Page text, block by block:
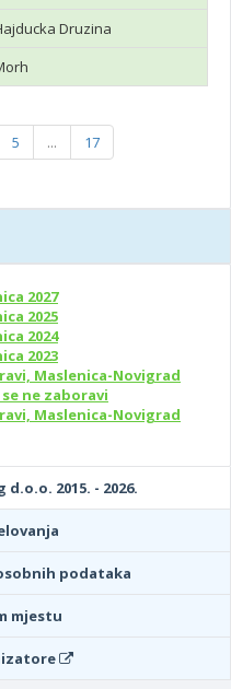
Druzina
5 ... 17
2027
2025
2024
2023
Maslenica-Novigrad
ne zaboravi
Maslenica-Novigrad
2015. - 2026.
podataka
mjestu